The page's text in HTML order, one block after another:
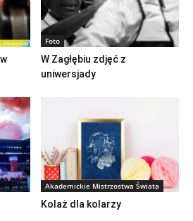
Foto
W Zagłębiu zdjęć z
uniwersjady
Akademickie Mistrzostwa Świata
Kolaż dla kolarzy